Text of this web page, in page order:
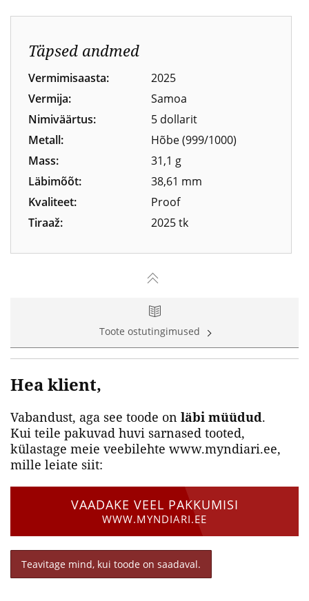
Täpsed andmed
Vermimisaasta:
2025
Vermija:
Samoa
Nimiväärtus:
5 dollarit
Metall:
Hõbe (999/1000)
Mass:
31,1 g
Läbimõõt:
38,61 mm
Kvaliteet:
Proof
Tiraaž:
2025 tk
Toote ostutingimused
Hea klient,
Vabandust, aga see toode on läbi müüdud.
Kui teile pakuvad huvi sarnased tooted,
külastage meie veebilehte www.myndiari.ee,
mille leiate siit:
VAADAKE VEEL PAKKUMISI
WWW.MYNDIARI.EE
Teavitage mind, kui toode on saadaval.